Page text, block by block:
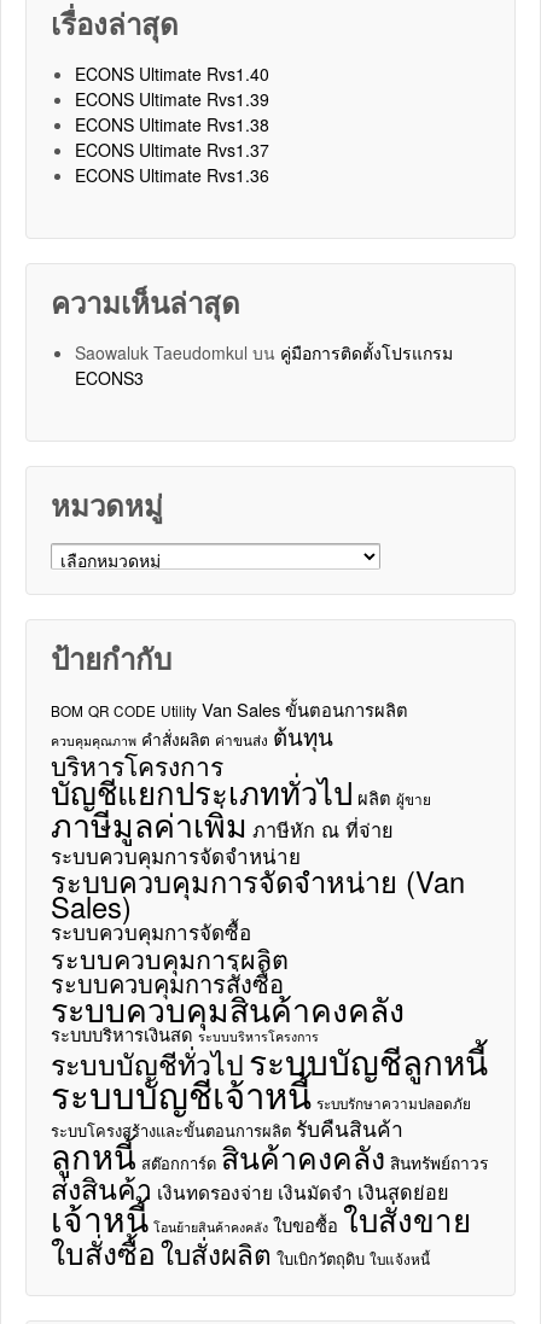
เรื่องล่าสุด
ECONS Ultimate Rvs1.40
ECONS Ultimate Rvs1.39
ECONS Ultimate Rvs1.38
ECONS Ultimate Rvs1.37
ECONS Ultimate Rvs1.36
ความเห็นล่าสุด
Saowaluk Taeudomkul บน คู่มือการติดตั้งโปรแกรม
ECONS3
หมวดหมู่
หมวดหมู่
ป้ายกำกับ
BOM QR CODE Utility Van Salesขั้นตอนการผลิต
ควบคุมคุณภาพ คำสั่งผลิต ค่าขนส่ง ต้นทุน
บริหารโครงการ
บัญชีแยกประเภททั่วไป ผลิต ผู้ขาย
ภาษีมูลค่าเพิ่ม ภาษีหัก ณ ที่จ่าย
ระบบควบคุมการจัดจำหน่าย
ระบบควบคุมการจัดจำหน่าย (Van
Sales)
ระบบควบคุมการจัดซื้อ
ระบบควบคุมการผลิต
ระบบควบคุมการสั่งซื้อ
ระบบควบคุมสินค้าคงคลัง
ระบบบริหารเงินสด ระบบบริหารโครงการ
ระบบบัญชีทั่วไประบบบัญชีลูกหนี้
ระบบบัญชีเจ้าหนี้ ระบบรักษาความปลอดภัย
ระบบโครงสร้างและขั้นตอนการผลิต รับคืนสินค้า
ลูกหนี้ สต๊อกการ์ด สินค้าคงคลัง สินทรัพย์ถาวร
ส่งสินค้า เงินทดรองจ่าย เงินมัดจำ เงินสดย่อย
เจ้าหนี้ โอนย้ายสินค้าคงคลัง ใบขอซื้อ ใบสั่งขาย
ใบสั่งซื้อใบสั่งผลิต ใบเบิกวัตถุดิบ ใบแจ้งหนี้